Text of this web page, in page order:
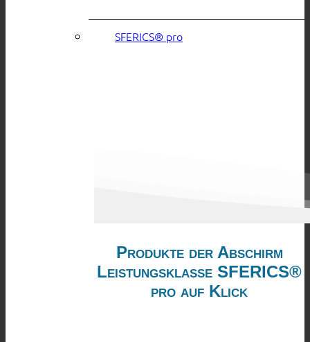
SFERICS® pro
Produkte der Abschirm
Leistungsklasse SFERICS®
pro auf Klick